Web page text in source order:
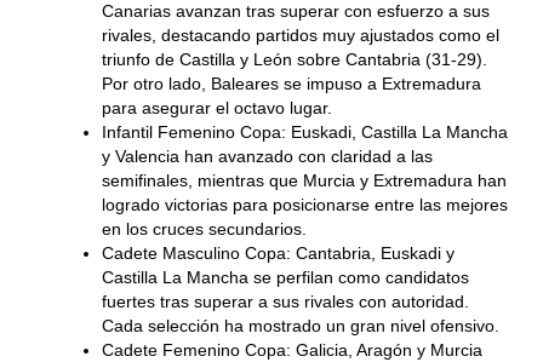
Canarias avanzan tras superar con esfuerzo a sus
rivales, destacando partidos muy ajustados como el
triunfo de Castilla y León sobre Cantabria (31-29).
Por otro lado, Baleares se impuso a Extremadura
para asegurar el octavo lugar.
Infantil Femenino Copa: Euskadi, Castilla La Mancha
y Valencia han avanzado con claridad a las
semifinales, mientras que Murcia y Extremadura han
logrado victorias para posicionarse entre las mejores
en los cruces secundarios.
Cadete Masculino Copa: Cantabria, Euskadi y
Castilla La Mancha se perfilan como candidatos
fuertes tras superar a sus rivales con autoridad.
Cada selección ha mostrado un gran nivel ofensivo.
Cadete Femenino Copa: Galicia, Aragón y Murcia